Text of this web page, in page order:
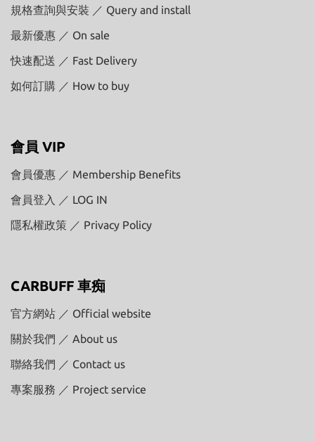
規格查詢與安裝 ／ Query and install
最新優惠 ／ On sale
快速配送 ／ Fast Delivery
如何訂購 ／ How to buy
會員 VIP
會員優惠 ／ Membership Benefits
會員登入 ／ LOG IN
隱私權政策 ／ Privacy Policy
CARBUFF 車痴
官方網站 ／ Official website
關於我們 ／ About us
聯絡我們 ／ Contact us
專案服務 ／ Project service